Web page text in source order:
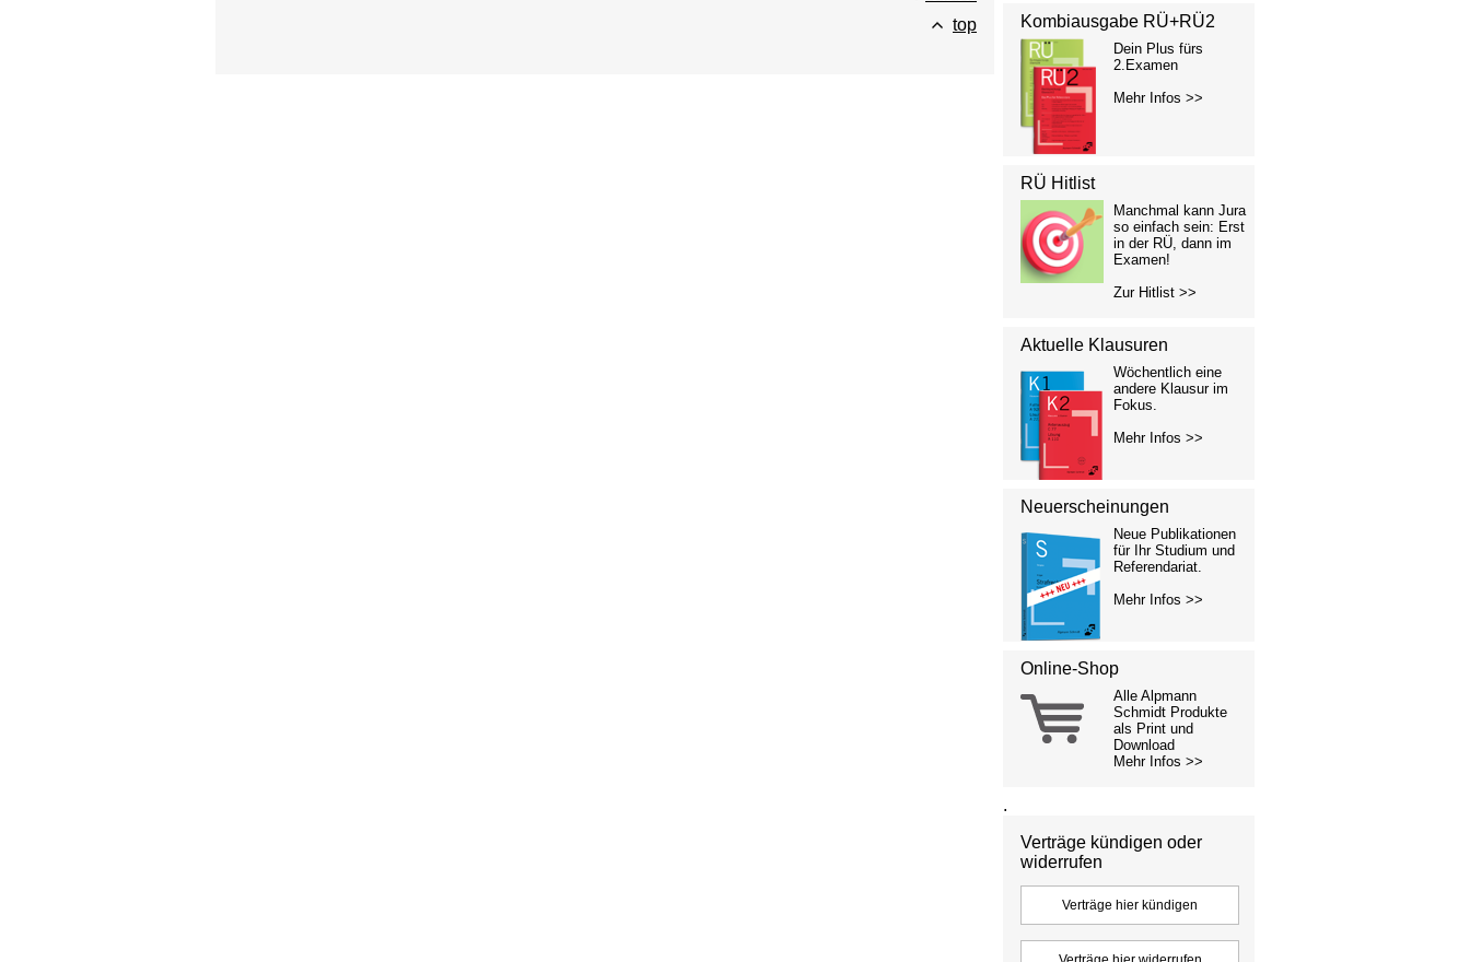
top
Kombiausgabe RÜ+RÜ2
Dein Plus fürs
2.Examen
Mehr Infos >>
RÜ Hitlist
Manchmal kann Jura
so einfach sein: Erst
in der RÜ, dann im
Examen!
Zur Hitlist >>
Aktuelle Klausuren
Wöchentlich eine
andere Klausur im
Fokus.
Mehr Infos >>
Neuerscheinungen
Neue Publikationen
für Ihr Studium und
Referendariat.
Mehr Infos >>
Online-Shop
Alle Alpmann
Schmidt Produkte
als Print und
Download
Mehr Infos >>
.
Verträge kündigen oder
widerrufen